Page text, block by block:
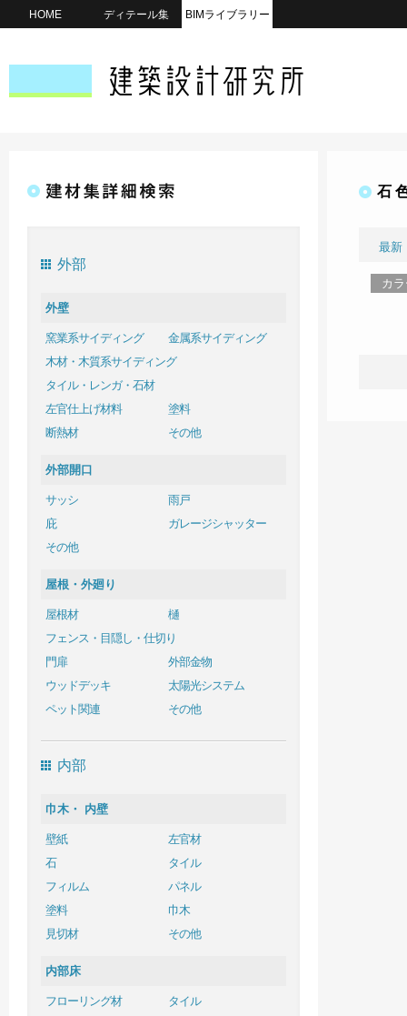
HOME ディテール集 BIMライブラリー
外部
外壁
窯業系サイディング
金属系サイディング
木材・木質系サイディング
タイル・レンガ・石材
左官仕上げ材料
塗料
断熱材
その他
外部開口
サッシ
雨戸
庇
ガレージシャッター
その他
屋根・外廻り
屋根材
樋
フェンス・目隠し・仕切り
門扉
外部金物
ウッドデッキ
太陽光システム
ペット関連
その他
内部
巾木・ 内壁
壁紙
左官材
石
タイル
フィルム
パネル
塗料
巾木
見切材
その他
内部床
フローリング材
タイル
石
最新
カ